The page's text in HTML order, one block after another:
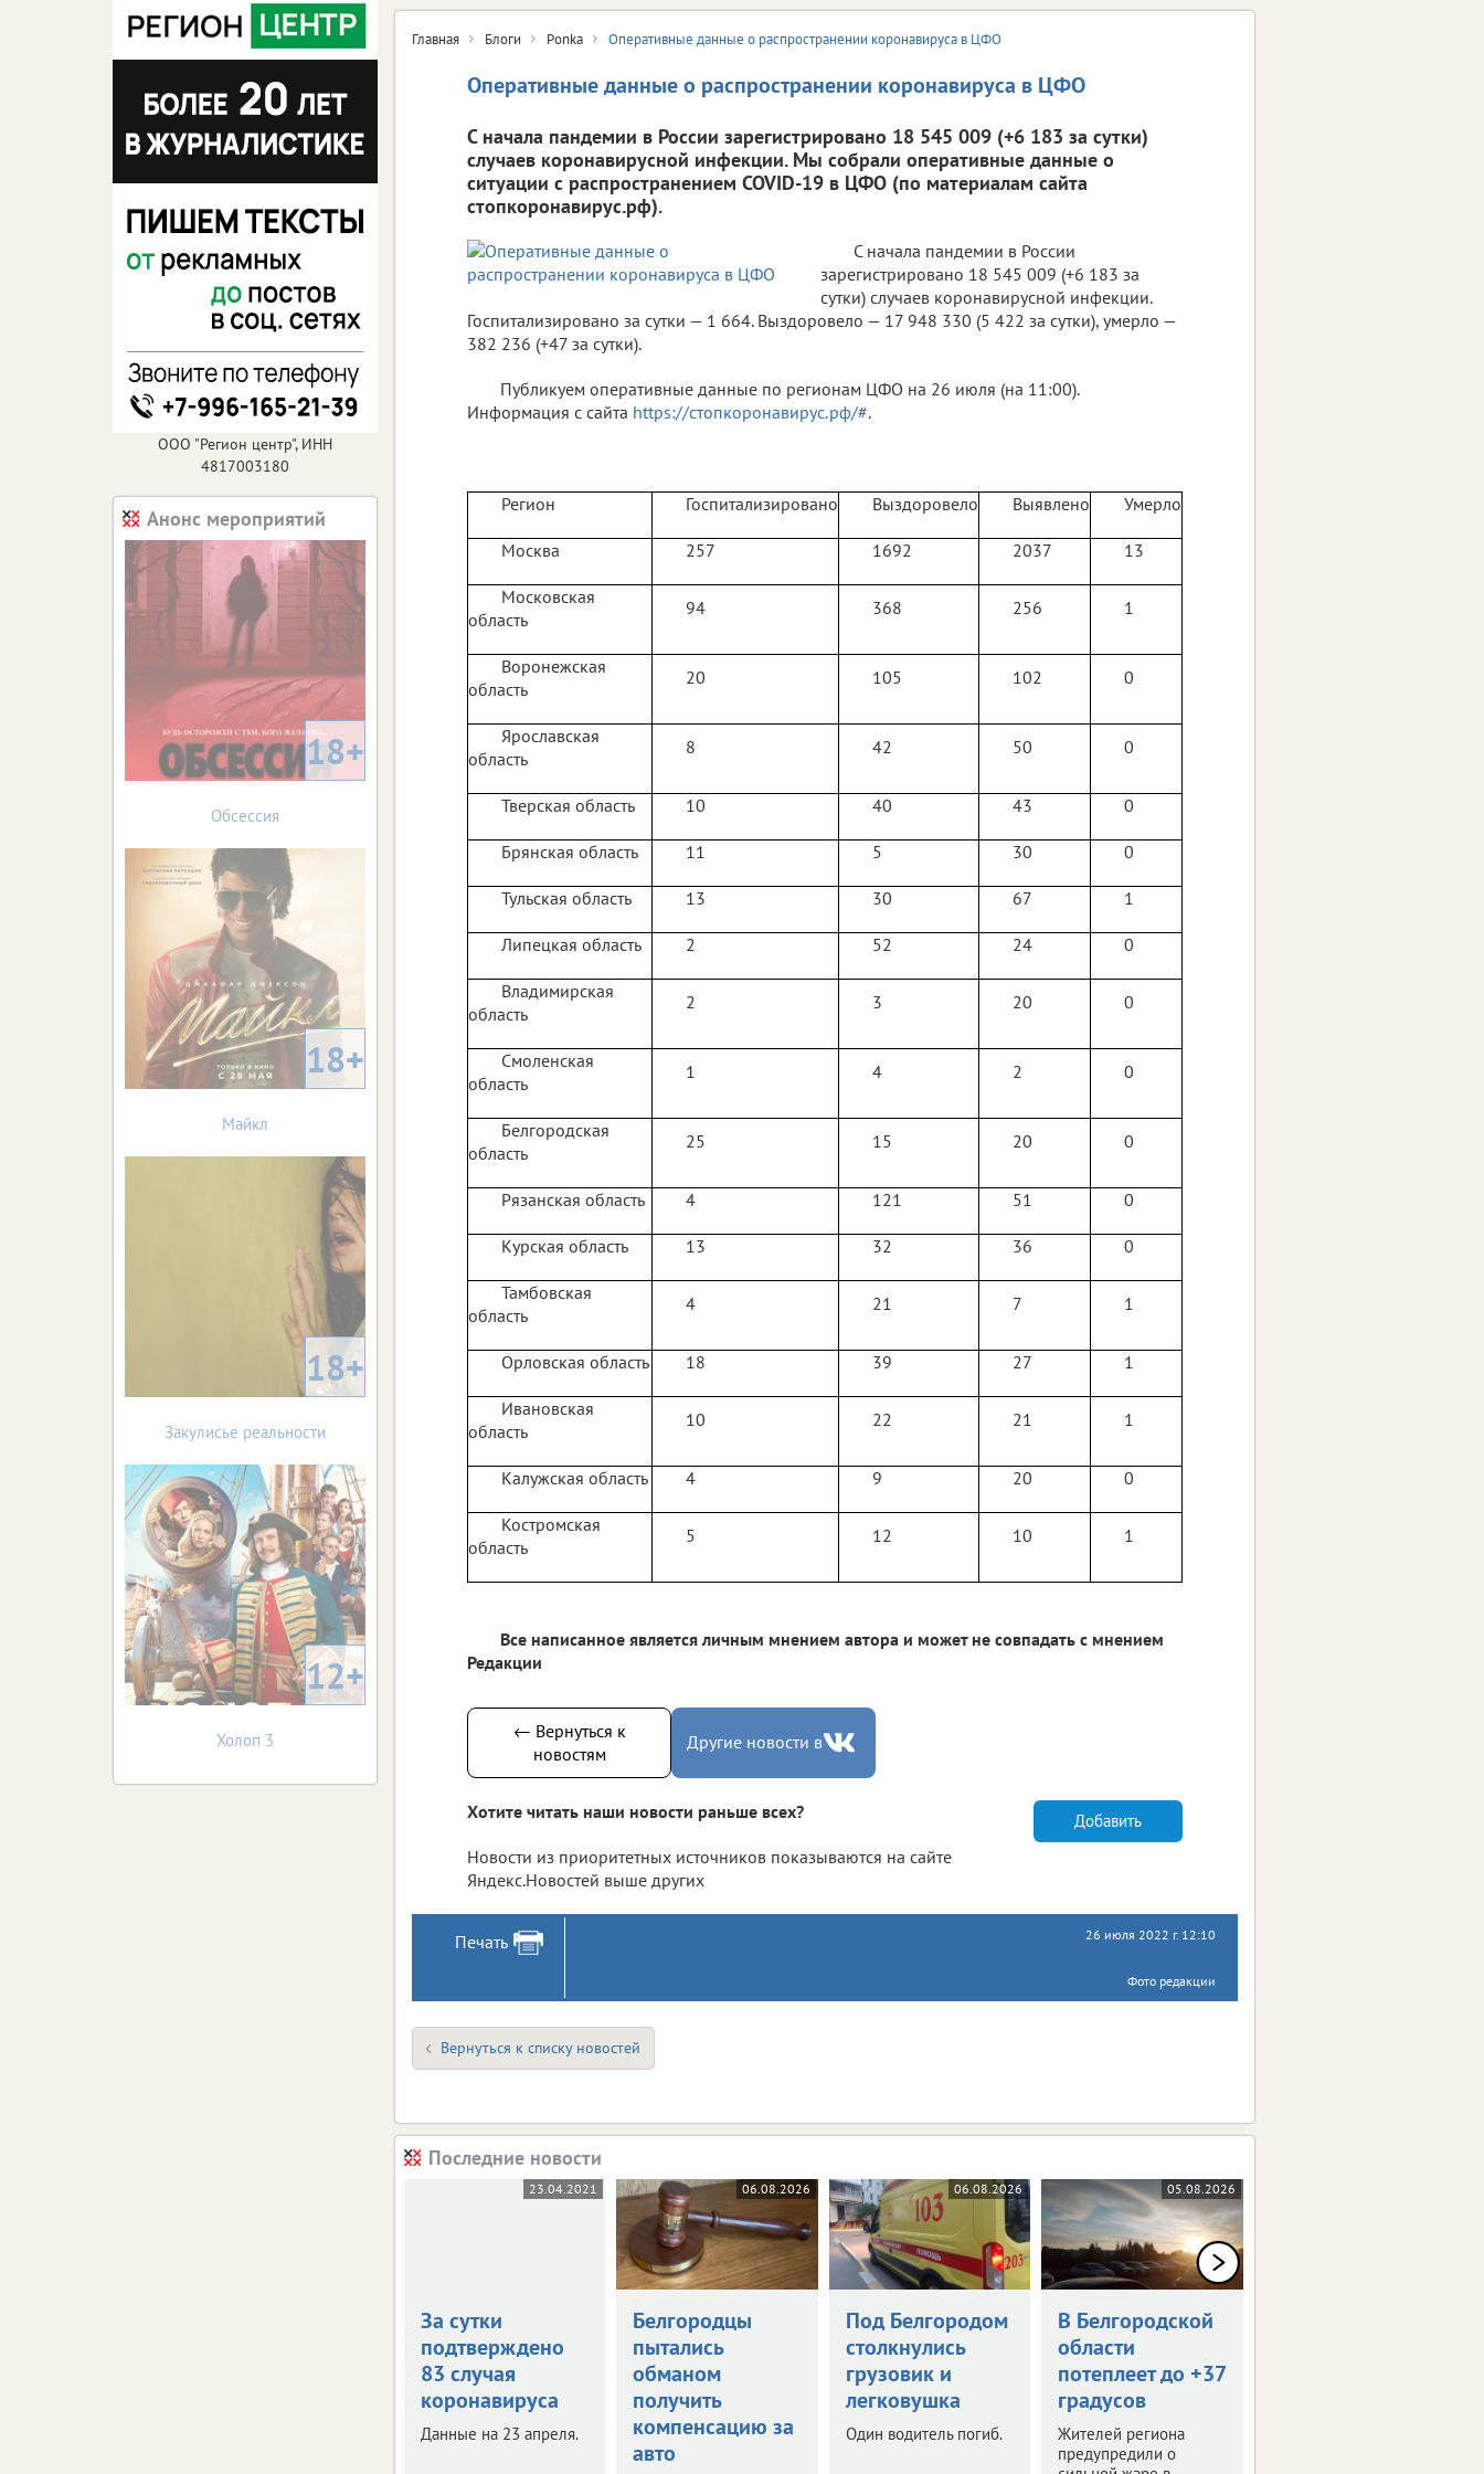
Главная Блоги Ponka Оперативные данные о распространении коронавируса в ЦФО
Оперативные данные о распространении коронавируса в ЦФО
С начала пандемии в России зарегистрировано 18 545 009 (+6 183 за сутки)
случаев коронавирусной инфекции. Мы собрали оперативные данные о
ситуации с распространением COVID-19 в ЦФО (по материалам сайта
стопкоронавирус.рф).
С начала пандемии в России
зарегистрировано 18 545 009 (+6 183 за
сутки) случаев коронавирусной инфекции.
Госпитализировано за сутки — 1 664. Выздоровело — 17 948 330 (5 422 за сутки), умерло —
382 236 (+47 за сутки).
Публикуем оперативные данные по регионам ЦФО на 26 июля (на 11:00).
Информация с сайта https://стопкоронавирус.рф/#.
Регион Госпитализировано Выздоровело Выявлено Умерло
Москва 257 1692 2037 13
Московская
область
94 368 256 1
Воронежская
область
20 105 102 0
Ярославская
область
8 42 50 0
Тверская область 10 40 43 0
Брянская область 11 5 30 0
Тульская область 13 30 67 1
Липецкая область 2 52 24 0
Владимирская
область
2 3 20 0
Смоленская
область
1 4 2 0
Белгородская
область
25 15 20 0
Рязанская область 4 121 51 0
Курская область 13 32 36 0
Тамбовская
область
4 21 7 1
Орловская область 18 39 27 1
Ивановская
область
10 22 21 1
Калужская область 4 9 20 0
Костромская
область
5 12 10 1
Все написанное является личным мнением автора и может не совпадать с мнением
Редакции
← Вернуться к
новостям
Другие новости в
Хотите читать наши новости раньше всех?
Новости из приоритетных источников показываются на сайте
Яндекс.Новостей выше других
Добавить
Печать 26 июля 2022 г. 12:10
Фото редакции
Вернуться к списку новостей
Последние новости
23.04.2021
За сутки
подтверждено
83 случая
коронавируса
Данные на 23 апреля.
06.08.2026
Белгородцы
пытались
обманом
получить
компенсацию за
авто
06.08.2026
Под Белгородом
столкнулись
грузовик и
легковушка
Один водитель погиб.
05.08.2026
В Белгородской
области
потеплеет до +37
градусов
Жителей региона
предупредили о
ООО "Регион центр", ИНН
4817003180
Анонс мероприятий
18+
Обсессия
18+
Майкл
18+
Закулисье реальности
12+
Холоп 3